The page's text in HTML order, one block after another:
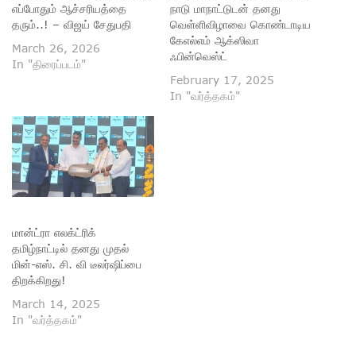
எப்போதும் ஆச்சரியத்தை
தரும்..! – விஜய் சேதுபதி
March 26, 2026
In "திரைப்படம்"
நாடு மாநாட்டுடன் தனது
வெள்ளிவிழாவை கொண்டாடிய
கேஎல்எம் ஆக்ஸிவா
ஃபின்வெஸ்ட்
February 17, 2025
In "வர்த்தகம்"
மான்ட்ரா எலக்ட்ரிக்
தமிழ்நாட்டில் தனது முதல்
மின்-எஸ். சி. வி டீலர்ஷிப்பை
திறக்கிறது!
March 14, 2025
In "வர்த்தகம்"